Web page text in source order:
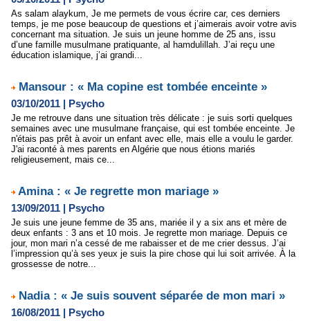
As salam alaykum, Je me permets de vous écrire car, ces derniers
temps, je me pose beaucoup de questions et j’aimerais avoir votre avis
concernant ma situation. Je suis un jeune homme de 25 ans, issu
d’une famille musulmane pratiquante, al hamdulillah. J’ai reçu une
éducation islamique, j’ai grandi...
Mansour : « Ma copine est tombée enceinte »
03/10/2011 | Psycho
Je me retrouve dans une situation très délicate : je suis sorti quelques
semaines avec une musulmane française, qui est tombée enceinte. Je
n'étais pas prêt à avoir un enfant avec elle, mais elle a voulu le garder.
J'ai raconté à mes parents en Algérie que nous étions mariés
religieusement, mais ce...
Amina : « Je regrette mon mariage »
13/09/2011 | Psycho
Je suis une jeune femme de 35 ans, mariée il y a six ans et mère de
deux enfants : 3 ans et 10 mois. Je regrette mon mariage. Depuis ce
jour, mon mari n’a cessé de me rabaisser et de me crier dessus. J’ai
l’impression qu’à ses yeux je suis la pire chose qui lui soit arrivée. À la
grossesse de notre...
Nadia : « Je suis souvent séparée de mon mari »
16/08/2011 | Psycho